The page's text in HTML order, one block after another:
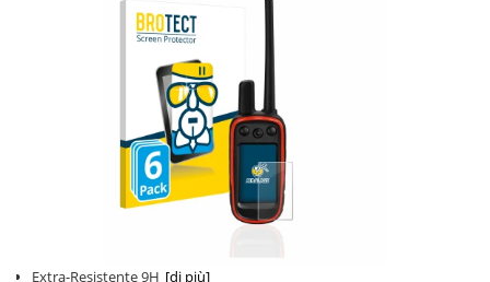
Extra-Resistente 9H [di più]